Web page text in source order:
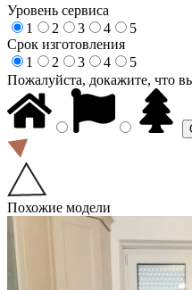
Уровень сервиса
1
2 3 4
5
Срок изготовления
1
2 3 4
5
Пожалуйста, докажите, что
Похожие модели